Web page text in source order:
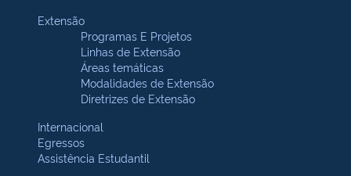
Extensão
Programas E Projetos
Linhas de Extensão
Áreas temáticas
Modalidades de Extensão
Diretrizes de Extensão
Internacional
Egressos
Assistência Estudantil